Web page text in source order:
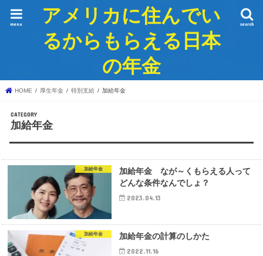
アメリカに住んでい
るからもらえる日本
の年金
search
menu
HOME 厚生年金 特別支給 加給年金
加給年金
加給年金
加給年金 なが～くもらえる人って
どんな条件なんでしょ？
2023.04.13
加給年金 加給年金の計算のしかた
2022.11.16